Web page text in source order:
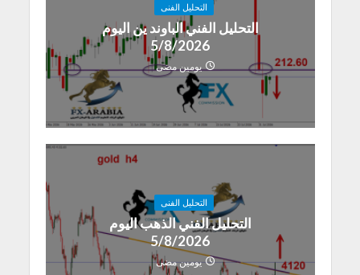
التحليل الفنى
التحليل الفني الباوند ين اليوم
5/8/2026
يومين مضى
التحليل الفنى
التحليل الفني الذهب اليوم
5/8/2026
يومين مضى